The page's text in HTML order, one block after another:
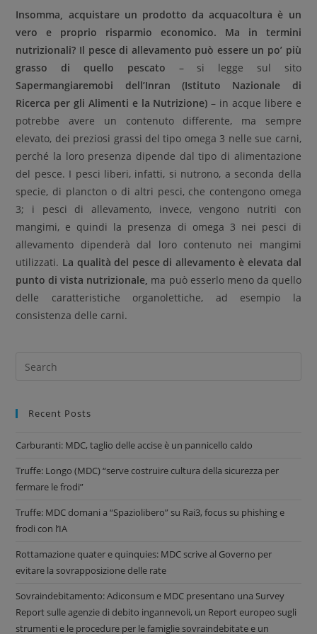
Insomma, acquistare un prodotto da acquacoltura è un
vero e proprio risparmio economico. Ma in termini
nutrizionali? Il pesce di allevamento può essere un po’ più
grasso di quello pescato – si legge sul sito
Sapermangiaremobi dell’Inran (Istituto Nazionale di
Ricerca per gli Alimenti e la Nutrizione)– in acque libere e
potrebbe avere un contenuto differente, ma sempre
elevato, dei preziosi grassi del tipo omega 3 nelle sue carni,
perché la loro presenza dipende dal tipo di alimentazione
del pesce. I pesci liberi, infatti, si nutrono, a seconda della
specie, di plancton o di altri pesci, che contengono omega
3; i pesci di allevamento, invece, vengono nutriti con
mangimi, e quindi la presenza di omega 3 nei pesci di
allevamento dipenderà dal loro contenuto nei mangimi
utilizzati. La qualità del pesce di allevamento è elevata dal
punto di vista nutrizionale, ma può esserlo meno da quello
delle caratteristiche organolettiche, ad esempio la
consistenza delle carni.
Recent Posts
Carburanti: MDC, taglio delle accise è un pannicello caldo
Truffe: Longo (MDC) “serve costruire cultura della sicurezza per
fermare le frodi”
Truffe: MDC domani a “Spaziolibero” su Rai3, focus su phishing e
frodi con l’IA
Rottamazione quater e quinquies: MDC scrive al Governo per
evitare la sovrapposizione delle rate
Sovraindebitamento: Adiconsum e MDC presentano una Survey
Report sulle agenzie di debito ingannevoli, un Report europeo sugli
strumenti e le procedure per le famiglie sovraindebitate e un